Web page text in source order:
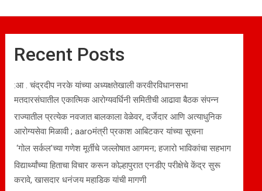
Recent Posts
:आ . चंद्रदीप नरके यांच्या अध्यक्षतेखाली करवीरविधानसभा
मतदारसंघातील एकात्मिक आरोग्यवर्धिनी समितीची आढावा बैठक संपन्न
राज्यातील प्रत्येक नवजात बालकाला वेळेवर, दर्जेदार आणि अत्याधुनिक
आरोग्यसेवा मिळावी ; aaroमंत्री प्रकाश आबिटकर यांच्या सूचना
‘गोल सर्कल’च्या गणेश मूर्तीचे जल्लोषात आगमन; हजारो भाविकांचा सहभाग
विद्यार्थ्यांच्या हिताचा विचार करून कोल्हापुरात एनडीए परीक्षेचे केंद्र सुरू
करावे, खासदार धनंजय महाडिक यांची मागणी